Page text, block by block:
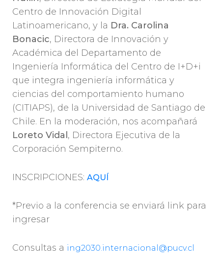
Centro de Innovación Digital
Latinoamericano, y la Dra. Carolina
Bonacic, Directora de Innovación y
Académica del Departamento de
Ingeniería Informática del Centro de I+D+i
que integra ingeniería informática y
ciencias del comportamiento humano
(CITIAPS), de la Universidad de Santiago de
Chile. En la moderación, nos acompañará
Loreto Vidal , Directora Ejecutiva de la
Corporación Sempiterno.
INSCRIPCIONES: AQUÍ
*Previo a la conferencia se enviará link para
ingresar
Consultas a ing2030.internacional@pucv.cl